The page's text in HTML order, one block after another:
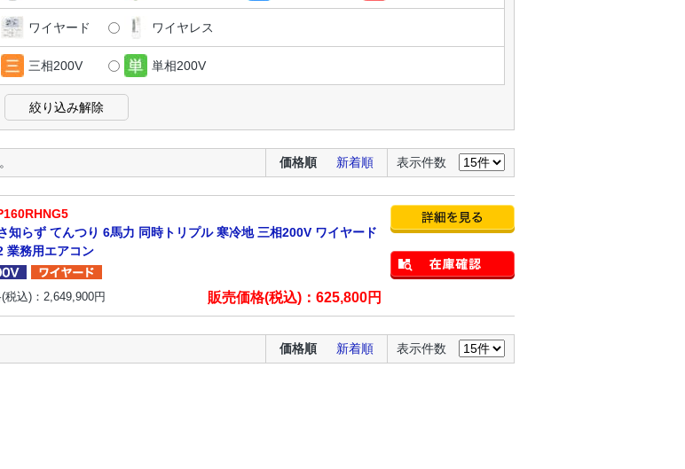
ワイヤード ワイヤレス
三相200V 単相200V
表示件数
価格順 新着順
知らず てんつり 6馬力 同時トリプル 寒冷地 三相200V ワイヤード
業務用エアコン
税込)： 2,649,900円 販売価格(税込)： 625,800円
表示件数
価格順 新着順